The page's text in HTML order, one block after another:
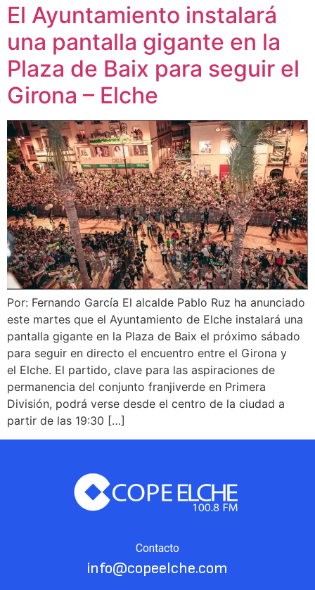
El Ayuntamiento instalará
una pantalla gigante en la
Plaza de Baix para seguir el
Girona – Elche
Por: Fernando García El alcalde Pablo Ruz ha anunciado
este martes que el Ayuntamiento de Elche instalará una
pantalla gigante en la Plaza de Baix el próximo sábado
para seguir en directo el encuentro entre el Girona y
el Elche. El partido, clave para las aspiraciones de
permanencia del conjunto franjiverde en Primera
División, podrá verse desde el centro de la ciudad a
partir de las 19:30 […]
Contacto
info@copeelche.com